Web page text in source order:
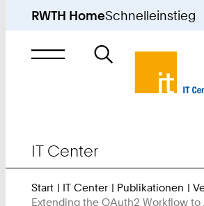
RWTH HomeSchnelleinstieg
Suche
nach
IT Center
Start IT Center Publikationen
Extending the OAuth2 Workflow to